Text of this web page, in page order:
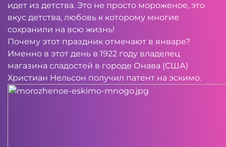
идет из детства. Это не просто мороженое, это
вкус детства, любовь к которому многие
сохранили на всю жизнь!
Почему этот праздник отмечают в январе?
Именно в этот день в 1922 году владелец
магазина сладостей в городе Онава (США)
Христиан Нельсон получил патент на эскимо.